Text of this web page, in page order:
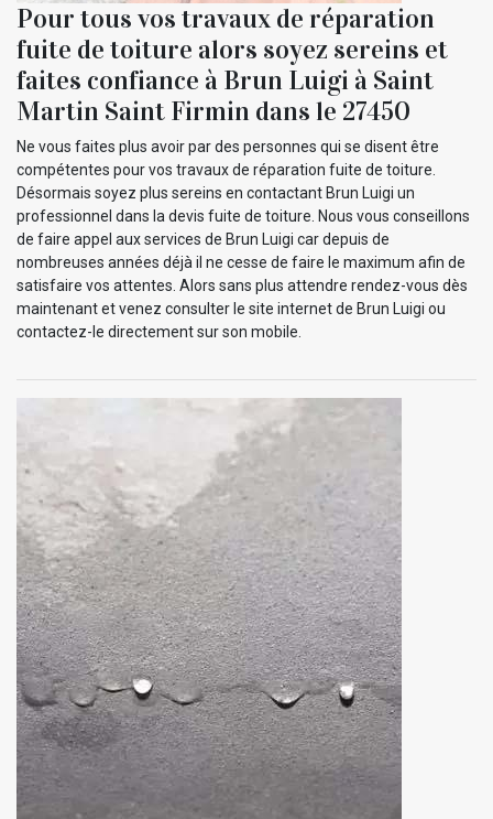
Pour tous vos travaux de réparation
fuite de toiture alors soyez sereins et
faites confiance à Brun Luigi à Saint
Martin Saint Firmin dans le 27450
Ne vous faites plus avoir par des personnes qui se disent être
compétentes pour vos travaux de réparation fuite de toiture.
Désormais soyez plus sereins en contactant Brun Luigi un
professionnel dans la devis fuite de toiture. Nous vous conseillons
de faire appel aux services de Brun Luigi car depuis de
nombreuses années déjà il ne cesse de faire le maximum afin de
satisfaire vos attentes. Alors sans plus attendre rendez-vous dès
maintenant et venez consulter le site internet de Brun Luigi ou
contactez-le directement sur son mobile.